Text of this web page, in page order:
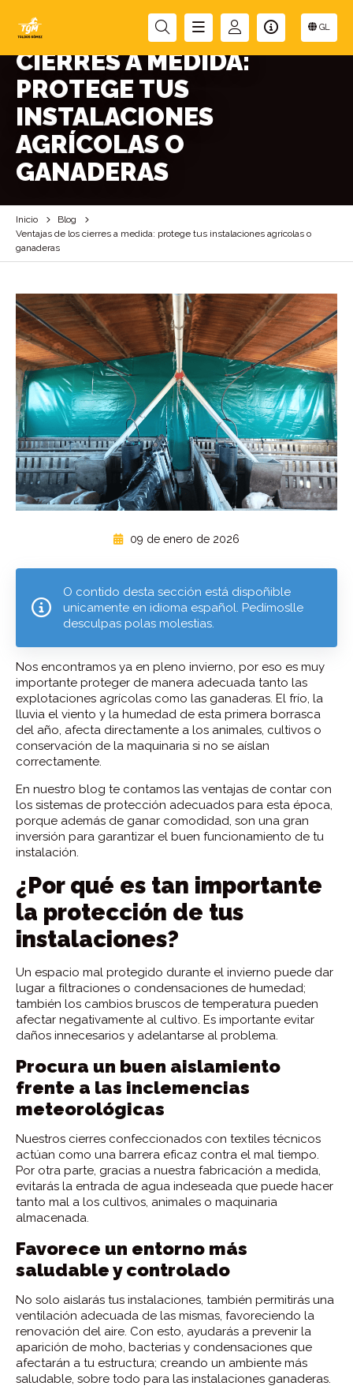
GL
VENTAJAS DE LOS
CIERRES A MEDIDA:
PROTEGE TUS
INSTALACIONES
AGRÍCOLAS O
GANADERAS
Inicio
Blog
Ventajas de los cierres a medida: protege tus instalaciones agrícolas o
ganaderas
09 de enero de 2026
O contido desta sección está dispoñible
unicamente en idioma español. Pedímoslle
desculpas polas molestias.
Nos encontramos ya en pleno invierno, por eso es muy
importante proteger de manera adecuada tanto las
explotaciones agrícolas como las ganaderas. El frío, la
lluvia el viento y la humedad de esta primera borrasca
del año, afecta directamente a los animales, cultivos o
conservación de la maquinaria si no se aíslan
correctamente.
En nuestro blog te contamos las ventajas de contar con
los sistemas de protección adecuados para esta época,
porque además de ganar comodidad, son una gran
inversión para garantizar el buen funcionamiento de tu
instalación.
¿Por qué es tan importante
la protección de tus
instalaciones?
Un espacio mal protegido durante el invierno puede dar
lugar a filtraciones o condensaciones de humedad;
también los cambios bruscos de temperatura pueden
afectar negativamente al cultivo. Es importante evitar
daños innecesarios y adelantarse al problema.
Procura un buen aislamiento
frente a las inclemencias
meteorológicas
Nuestros cierres confeccionados con textiles técnicos
actúan como una barrera eficaz contra el mal tiempo.
Por otra parte, gracias a nuestra fabricación a medida,
evitarás la entrada de agua indeseada que puede hacer
tanto mal a los cultivos, animales o maquinaria
almacenada.
Favorece un entorno más
saludable y controlado
No solo aislarás tus instalaciones, también permitirás una
ventilación adecuada de las mismas, favoreciendo la
renovación del aire. Con esto, ayudarás a prevenir la
aparición de moho, bacterias y condensaciones que
afectarán a tu estructura; creando un ambiente más
saludable, sobre todo para las instalaciones ganaderas.